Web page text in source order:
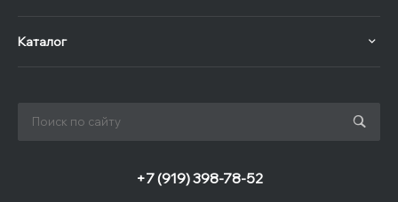
Каталог
+7 (919) 398-78-52